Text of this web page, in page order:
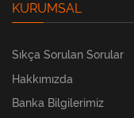
KURUMSAL
Sıkça Sorulan Sorular
Hakkımızda
Banka Bilgilerimiz